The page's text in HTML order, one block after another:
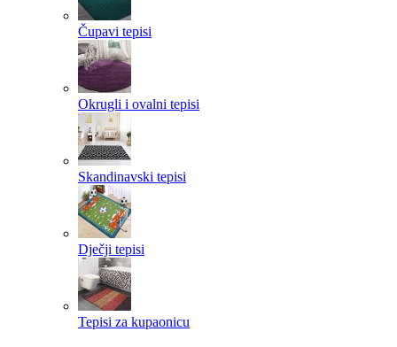
Čupavi tepisi
Okrugli i ovalni tepisi
Skandinavski tepisi
Dječji tepisi
Tepisi za kupaonicu